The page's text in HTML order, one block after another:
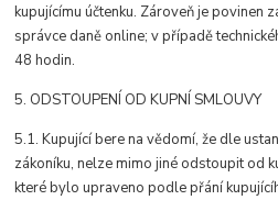
kupujícímu účtenku. Zároveň je povinen
správce daně online; v případě
48 hodin.
5. ODSTOUPENÍ OD KUPNÍ SMLOUVY
5.1. Kupující bere na vědomí, že dle
zákoníku, nelze mimo jiné odstoupit od
které bylo upraveno podle přání